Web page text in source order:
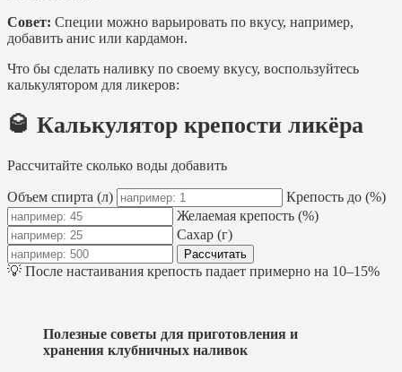
Совет: Специи можно варьировать по вкусу, например,
добавить анис или кардамон.
Что бы сделать наливку по своему вкусу, воспользуйтесь
калькулятором для ликеров:
🥃 Калькулятор крепости ликёра
Рассчитайте сколько воды добавить
Объем спирта (л)
Крепость до (%)
Желаемая крепость (%)
Сахар (г)
Рассчитать
💡 После настаивания крепость падает примерно на 10–15%
Полезные советы для приготовления и
хранения клубничных наливок